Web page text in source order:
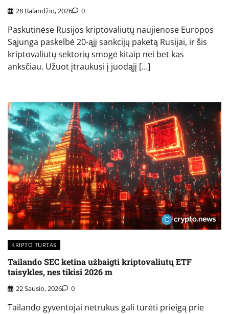
28 Balandžio, 2026 0
Paskutinėse Rusijos kriptovaliutų naujienose Europos
Sąjunga paskelbė 20-ąjį sankcijų paketą Rusijai, ir šis
kriptovaliutų sektorių smogė kitaip nei bet kas
anksčiau. Užuot įtraukusi į juodąjį […]
KRIPTO TURTAS
Tailando SEC ketina užbaigti kriptovaliutų ETF
taisykles, nes tikisi 2026 m
22 Sausio, 2026 0
Tailando gyventojai netrukus gali turėti prieigą prie